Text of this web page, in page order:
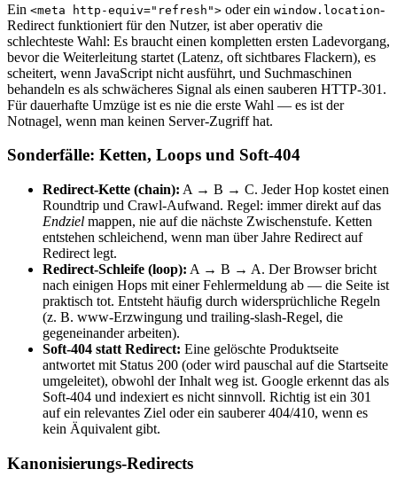
Ein <meta http-equiv="refresh"> oder ein window.location-
Redirect funktioniert für den Nutzer, ist aber operativ die
schlechteste Wahl: Es braucht einen kompletten ersten Ladevorgang,
bevor die Weiterleitung startet (Latenz, oft sichtbares Flackern), es
scheitert, wenn JavaScript nicht ausführt, und Suchmaschinen
behandeln es als schwächeres Signal als einen sauberen HTTP-301.
Für dauerhafte Umzüge ist es nie die erste Wahl — es ist der
Notnagel, wenn man keinen Server-Zugriff hat.
Sonderfälle: Ketten, Loops und Soft-404
Redirect-Kette (chain): A → B → C. Jeder Hop kostet einen
Roundtrip und Crawl-Aufwand. Regel: immer direkt auf das
Endziel mappen, nie auf die nächste Zwischenstufe. Ketten
entstehen schleichend, wenn man über Jahre Redirect auf
Redirect legt.
Redirect-Schleife (loop): A → B → A. Der Browser bricht
nach einigen Hops mit einer Fehlermeldung ab — die Seite ist
praktisch tot. Entsteht häufig durch widersprüchliche Regeln
(z. B. www-Erzwingung und trailing-slash-Regel, die
gegeneinander arbeiten).
Soft-404 statt Redirect: Eine gelöschte Produktseite
antwortet mit Status 200 (oder wird pauschal auf die Startseite
umgeleitet), obwohl der Inhalt weg ist. Google erkennt das als
Soft-404 und indexiert es nicht sinnvoll. Richtig ist ein 301
auf ein relevantes Ziel oder ein sauberer 404/410, wenn es
kein Äquivalent gibt.
Kanonisierungs-Redirects